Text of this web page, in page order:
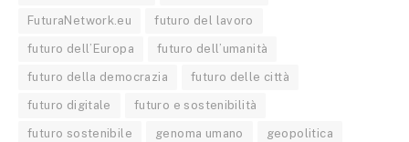
FuturaNetwork.eu futuro del lavoro
futuro dell’Europa futuro dell’umanità
futuro della democrazia futuro delle città
futuro digitale futuro e sostenibilità
futuro sostenibile genoma umano geopolitica